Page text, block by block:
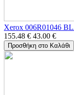
Xerox 006R01046
155.48 € 43.00 €
Προσθήκη στο Καλάθι